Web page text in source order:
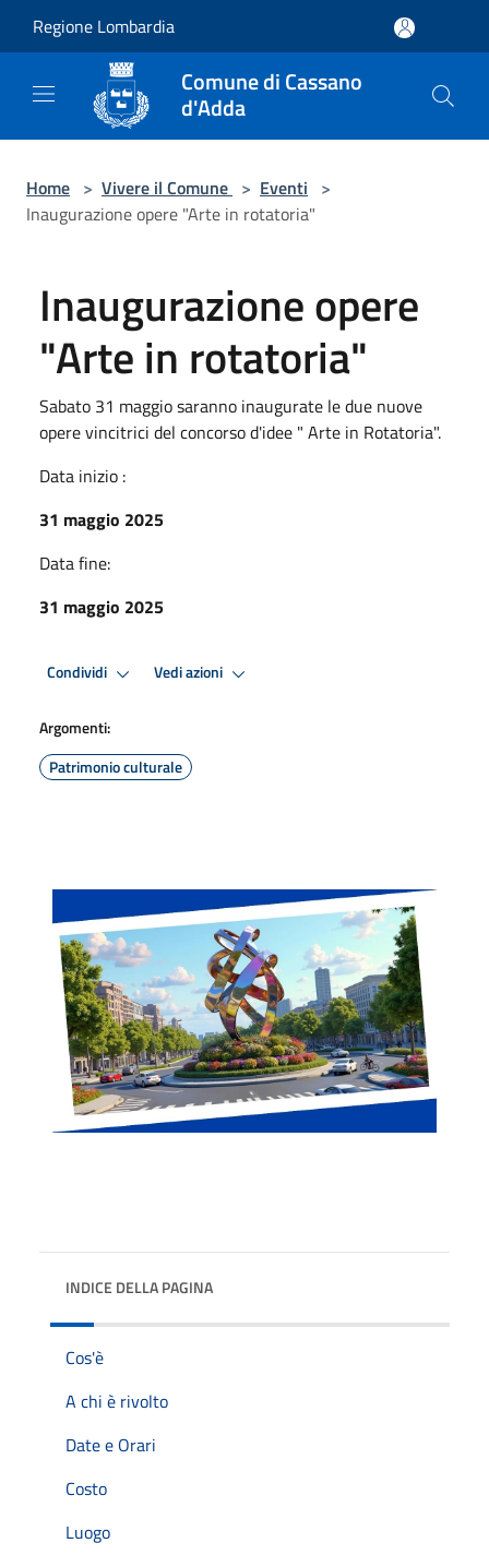
Regione Lombardia
Comune di Cassano
d'Adda
Home > Vivere il Comune > Eventi >
Inaugurazione opere "Arte in rotatoria"
Inaugurazione opere
"Arte in rotatoria"
Sabato 31 maggio saranno inaugurate le due nuove
opere vincitrici del concorso d'idee " Arte in Rotatoria".
Data inizio :
31 maggio 2025
Data fine:
31 maggio 2025
Condividi Vedi azioni
Argomenti:
Patrimonio culturale
INDICE DELLA PAGINA
Cos'è
A chi è rivolto
Date e Orari
Costo
Luogo